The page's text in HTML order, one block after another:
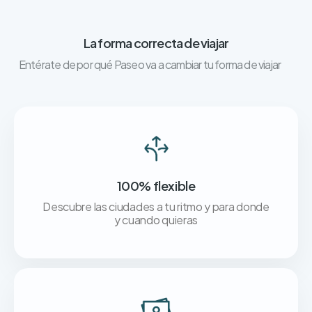
La forma correcta de viajar
Entérate de por qué Paseo va a cambiar tu forma de viajar
100% flexible
Descubre las ciudades a tu ritmo y para donde
y cuando quieras